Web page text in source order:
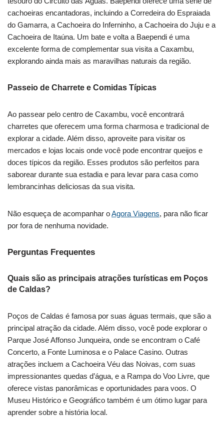
cachoeiras encantadoras, incluindo a Corredeira do Espraiada
do Gamarra, a Cachoeira do Inferninho, a Cachoeira do Juju e a
Cachoeira de Itaúna. Um bate e volta a Baependi é uma
excelente forma de complementar sua visita a Caxambu,
explorando ainda mais as maravilhas naturais da região.
Passeio de Charrete e Comidas Típicas
Ao passear pelo centro de Caxambu, você encontrará
charretes que oferecem uma forma charmosa e tradicional de
explorar a cidade. Além disso, aproveite para visitar os
mercados e lojas locais onde você pode encontrar queijos e
doces típicos da região. Esses produtos são perfeitos para
saborear durante sua estadia e para levar para casa como
lembrancinhas deliciosas da sua visita.
Não esqueça de acompanhar oAgora Viagens, para não ficar
por fora de nenhuma novidade.
Perguntas Frequentes
Quais são as principais atrações turísticas em Poços
de Caldas?
Poços de Caldas é famosa por suas águas termais, que são a
principal atração da cidade. Além disso, você pode explorar o
Parque José Affonso Junqueira, onde se encontram o Café
Concerto, a Fonte Luminosa e o Palace Casino. Outras
atrações incluem a Cachoeira Véu das Noivas, com suas
impressionantes quedas d’água, e a Rampa do Voo Livre, que
oferece vistas panorâmicas e oportunidades para voos. O
Museu Histórico e Geográfico também é um ótimo lugar para
aprender sobre a história local.